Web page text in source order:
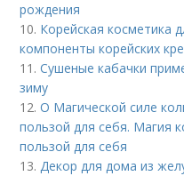
рождения
10. Корейская косметика
компоненты корейских
11.Сушеные кабачки
зиму
12.О Магической силе
пользой для себя. Магия
пользой для себя
13.Декор для дома из